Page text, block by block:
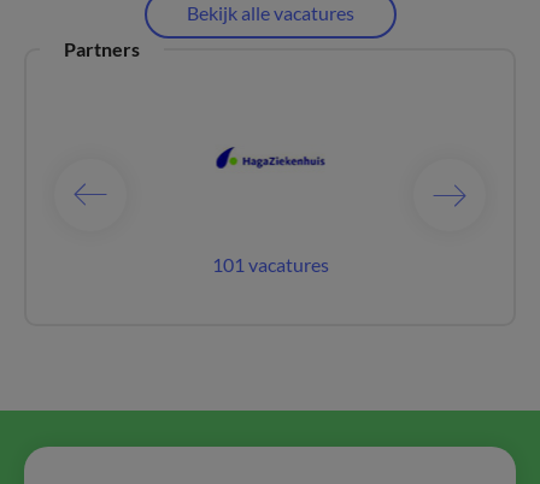
Bekijk alle vacatures
Partners
101 vacatures